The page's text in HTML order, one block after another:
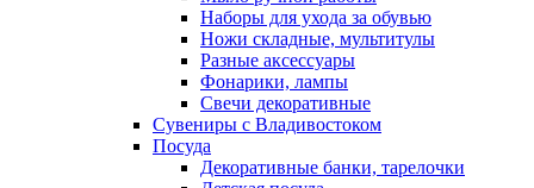
Наборы для ухода за обувью
Ножи складные, мультитулы
Разные аксессуары
Фонарики, лампы
Свечи декоративные
Сувениры с Владивостоком
Посуда
Декоративные банки, тарелочки